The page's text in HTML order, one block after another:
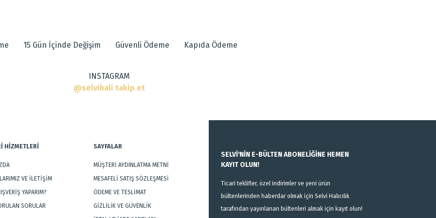
Gönder
15 Gün İçinde Değişim Güvenli Ödeme Kapıda Ödeme
INSTAGRAM
@selvihali takip et
HİZMETLERİ
VE İLETİŞİM
YAPARIM?
SORULAR
SAYFALAR
MÜŞTERİ AYDINLATMA METNİ
MESAFELİ SATIŞ SÖZLEŞMESİ
ÖDEME VE TESLİMAT
GİZLİLİK VE GÜVENLİK
SELVİ'NİN E-BÜLTEN ABONELİĞİNE HEMEN
KAYIT OLUN!
Ticari teklifler, özel indirimler ve yeni ürün
bültenlerinden haberdar olmak için Selvi Halıcılık
tarafından yayınlanan bültenleri almak için kayıt olun!